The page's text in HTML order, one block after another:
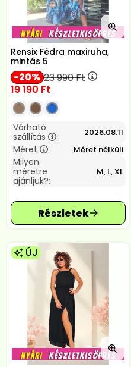
Rensix Fédra maxiruha,
mintás 5
20 23 990Ft
19 190 Ft
Várható
szállítás
: 2026.08.11
Méret : Méret nélküli
Milyen
méretre
ajánljuk?:
M, L, XL
ÚJ